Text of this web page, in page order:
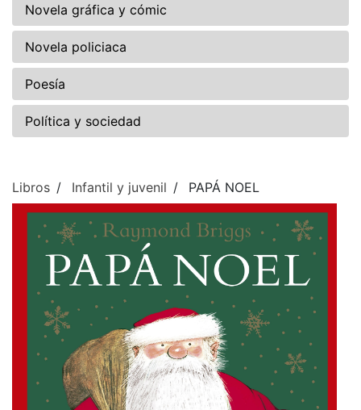
Novela gráfica y cómic
Novela policiaca
Poesía
Política y sociedad
Libros Infantil y juvenil PAPÁ NOEL